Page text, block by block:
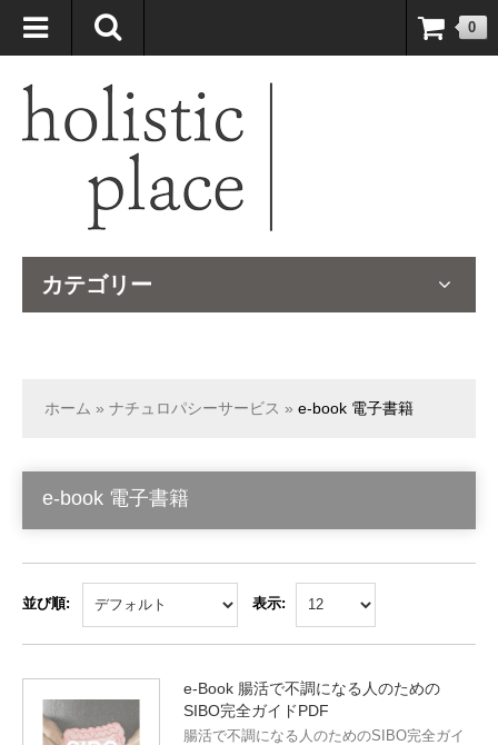
自然療法大国のオーストラリアより、臨床経験＆知識の豊富なナチュ
ロパスが厳選したサプリメントや ナチュラルグッズをお届けします！
0
カテゴリー
ホーム » ナチュロパシーサービス » e-book 電子書籍
e-book 電子書籍
並び順: 表示:
e-Book 腸活で不調になる人のための
SIBO完全ガイドPDF
腸活で不調になる人のためのSIBO完全ガイ